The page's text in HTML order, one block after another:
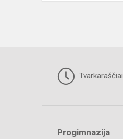
Tvarkaraščiai
Progimnazija